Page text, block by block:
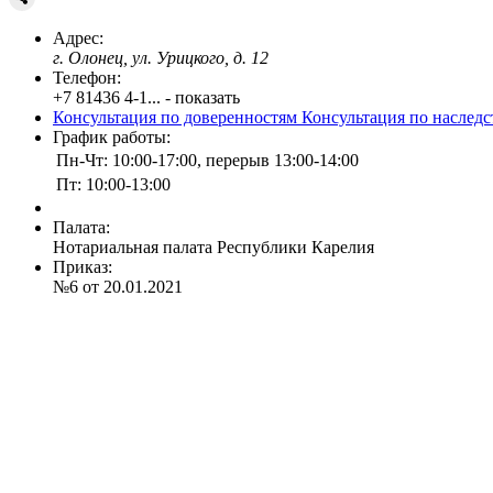
Адрес:
г. Олонец, ул. Урицкого, д. 12
Телефон:
+7 81436 4-1... - показать
Консультация по доверенностям Консультация по
График работы:
Пн-Чт: 10:00-17:00, перерыв 13:00-14:00
Пт: 10:00-13:00
Палата:
Нотариальная палата Республики Карелия
Приказ:
№6 от 20.01.2021